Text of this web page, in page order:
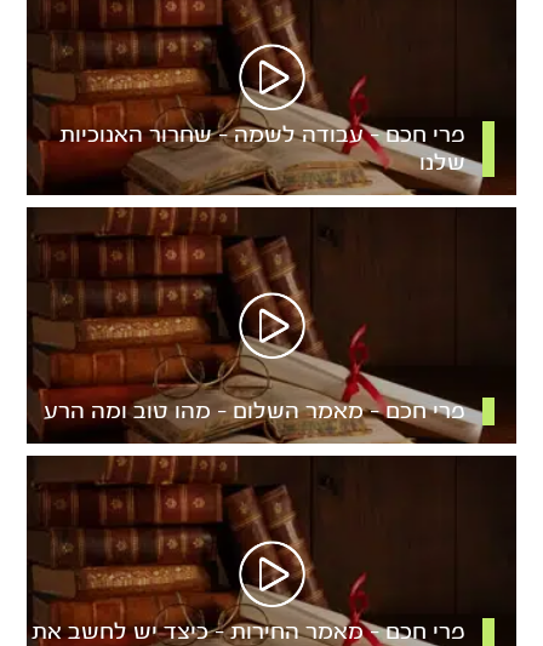
פרי חכם – עבודה לשמה – שחרור האנוכיות
שלנו
פרי חכם – מאמר השלום – מהו טוב ומה הרע
פרי חכם – מאמר החירות – כיצד יש לחשב את